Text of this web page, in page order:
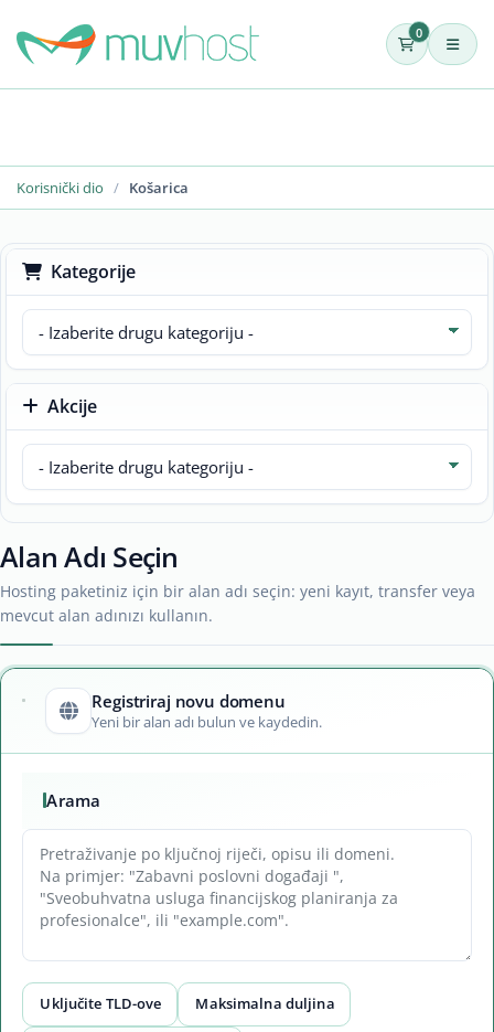
0
Korisnički dio Košarica
Kategorije
Akcije
Alan Adı Seçin
Hosting paketiniz için bir alan adı seçin: yeni kayıt, transfer veya
mevcut alan adınızı kullanın.
Registriraj novu domenu
Yeni bir alan adı bulun ve kaydedin.
Arama
Uključite TLD-ove Maksimalna duljina